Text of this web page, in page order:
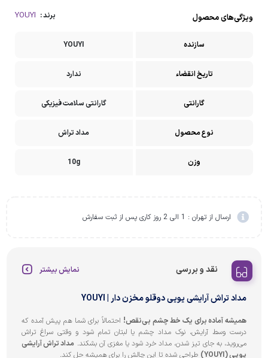
برند : YOUYI ویژگی‌های محصول
سازنده YOUYI
تاریخ انقضاء ندارد
گارانتی گارانتی سلامت فیزیکی
نوع محصول مداد تراش
وزن 10g
ارسال از تهران : 1 الی 2 روز کاری پس از ثبت سفارش
نقد و بررسی نمایش بیشتر
مداد تراش آرایشی یویی دوقلو مخزن دار | YOUYI
همیشه آماده برای یک خط چشم بی‌نقص! احتمالاً برای شما هم پیش آمده که
درست وسط آرایش، نوک مداد چشم یا لبتان تمام شود و وقتی سراغ تراش
می‌روید، به جای تیز شدن، مداد خرد شود یا مغزی آن بشکند. مداد تراش آرایشی
یویی (YOUYI)
طراحی شده تا این چالش را برای همیشه حل کند.